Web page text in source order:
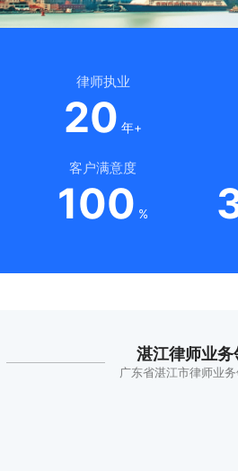
律师执业
20 年+
客户满意度
100 %
湛江律师业务
广东省湛江市律师业